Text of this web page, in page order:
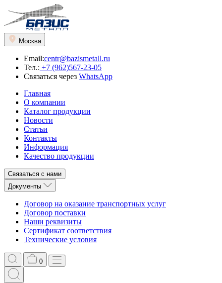
Москва
Email:centr@bazismetall.ru
Тел.: +7 (962)567-23-05
Связаться через WhatsApp
Главная
О компании
Каталог продукции
Новости
Статьи
Контакты
Информация
Качество продукции
Связаться с нами
Документы
Договор на оказание транспортных услуг
Договор поставки
Наши реквизиты
Сертификат соответствия
Технические условия
0